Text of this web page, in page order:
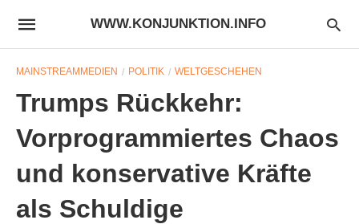
WWW.KONJUNKTION.INFO
MAINSTREAMMEDIEN POLITIK WELTGESCHEHEN
Trumps Rückkehr:
Vorprogrammiertes Chaos
und konservative Kräfte
als Schuldige